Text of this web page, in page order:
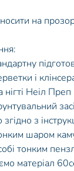
на
і
Неіл Преп
з
шаром
тонким
матеріал